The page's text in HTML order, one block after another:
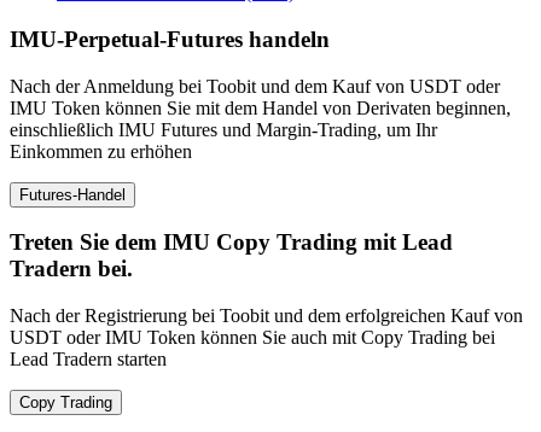
IMU-Perpetual-Futures handeln
Nach der Anmeldung bei Toobit und dem Kauf von USDT oder
IMU Token können Sie mit dem Handel von Derivaten beginnen,
einschließlich IMU Futures und Margin-Trading, um Ihr
Einkommen zu erhöhen
Futures-Handel
Treten Sie dem IMU Copy Trading mit Lead
Tradern bei.
Nach der Registrierung bei Toobit und dem erfolgreichen Kauf von
USDT oder IMU Token können Sie auch mit Copy Trading bei
Lead Tradern starten
Copy Trading